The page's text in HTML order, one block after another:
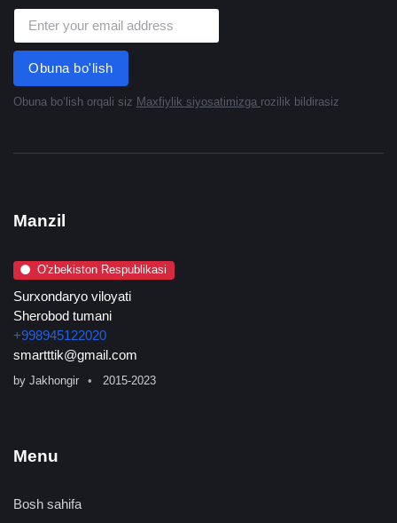
Obuna bo'lish
Obuna boʻlish orqali siz Maxfiylik siyosatimizga rozilik bildirasiz
Manzil
O'zbekiston Respublikasi
Surxondaryo viloyati
Sherobod tumani
+998945122020
smartttik@gmail.com
by Jakhongir 2015-2023
Menu
Bosh sahifa